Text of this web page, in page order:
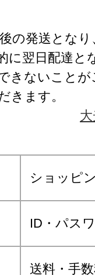
の発送となり
に翌日配達と
きないこと
きます。
ショッピ
ID・パス
送料・手